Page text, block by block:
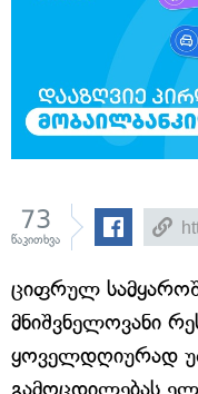
73
წაკითხვა
ციფრულ
მნიშვნელოვანი
ყოველდღიურად